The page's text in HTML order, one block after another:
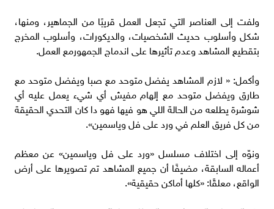
ولفت إلى العناصر التي تجعل العمل قريبًا من الجماهير، ومنها،
شكل وأسلوب حديث الشخصيات، والديكورات، وأسلوب المخرج
بتقطيع المشاهد وعدم تأثيرها على اندماج الجمهورمع العمل.
وأكمل: « لازم المشاهد يفضل متوحد مع صبا ويفضل متوحد مع
طارق ويفضل متوحد مع إلهام مفيش أي شيء يعمل عليه أي
شوشرة يطلعه من الحالة اللي هو فيها فهو دا كان التحدي الحقيقة
من كل فريق العلم في ورد على فل وياسمين».
ونوّه إلى اختلاف مسلسل «ورد على فل وياسمين» عن معظم
أعماله السابقة، مضيفًا أن جميع المشاهد تم تصويرها على أرض
الواقع، معلقًا: «كلها أماكن حقيقية».